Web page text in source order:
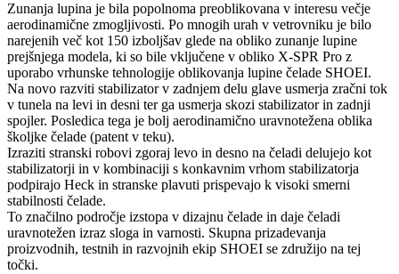
Zunanja lupina je bila popolnoma preoblikovana v interesu večje
aerodinamične zmogljivosti. Po mnogih urah v vetrovniku je bilo
narejenih več kot 150 izboljšav glede na obliko zunanje lupine
prejšnjega modela, ki so bile vključene v obliko X-SPR Pro z
uporabo vrhunske tehnologije oblikovanja lupine čelade SHOEI.
Na novo razviti stabilizator v zadnjem delu glave usmerja zračni tok
v tunela na levi in ​​desni ter ga usmerja skozi stabilizator in zadnji
spojler. Posledica tega je bolj aerodinamično uravnotežena oblika
školjke čelade (patent v teku).
Izraziti stranski robovi zgoraj levo in desno na čeladi delujejo kot
stabilizatorji in v kombinaciji s konkavnim vrhom stabilizatorja
podpirajo Heck in stranske plavuti prispevajo k visoki smerni
stabilnosti čelade.
To značilno področje izstopa v dizajnu čelade in daje čeladi
uravnotežen izraz sloga in varnosti. Skupna prizadevanja
proizvodnih, testnih in razvojnih ekip SHOEI se združijo na tej
točki.